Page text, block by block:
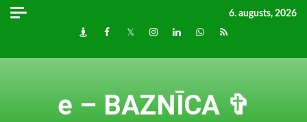
Skip
6. augusts, 2026
DraugiemFacebook
TwitterInstagram
LinkedInwhatsapp
RSS
e – BAZNĪCA ✞